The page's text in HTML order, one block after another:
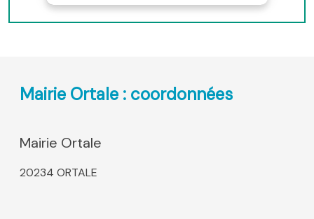
Mairie Ortale : coordonnées
Mairie Ortale
20234 ORTALE